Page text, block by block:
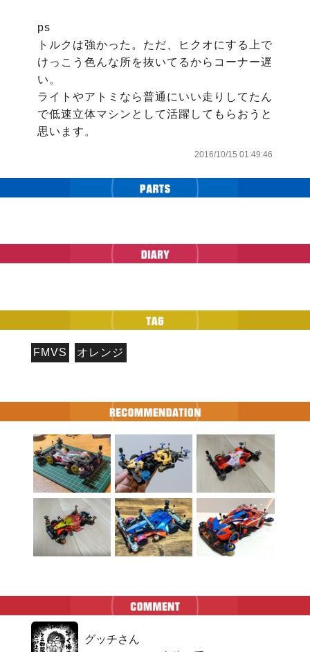
ps
トルクは強かった。ただ、ヒクオにする上で
けっこう色んな所を抜いてるからコーナー遅
い。
ライトやアトミなら普通にいい走りしてたん
で低速立体マシンとして活躍してもらおうと
思います。
2016/10/15 01:49:46
FMVS オレンジ
グッチさん